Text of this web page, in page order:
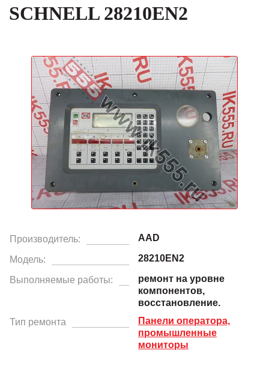
SCHNELL 28210EN2
Производитель: AAD
Модель: 28210EN2
Выполняемые работы:
ремонт на уровне
компонентов,
восстановление.
Тип ремонта
Панели оператора,
промышленные
мониторы